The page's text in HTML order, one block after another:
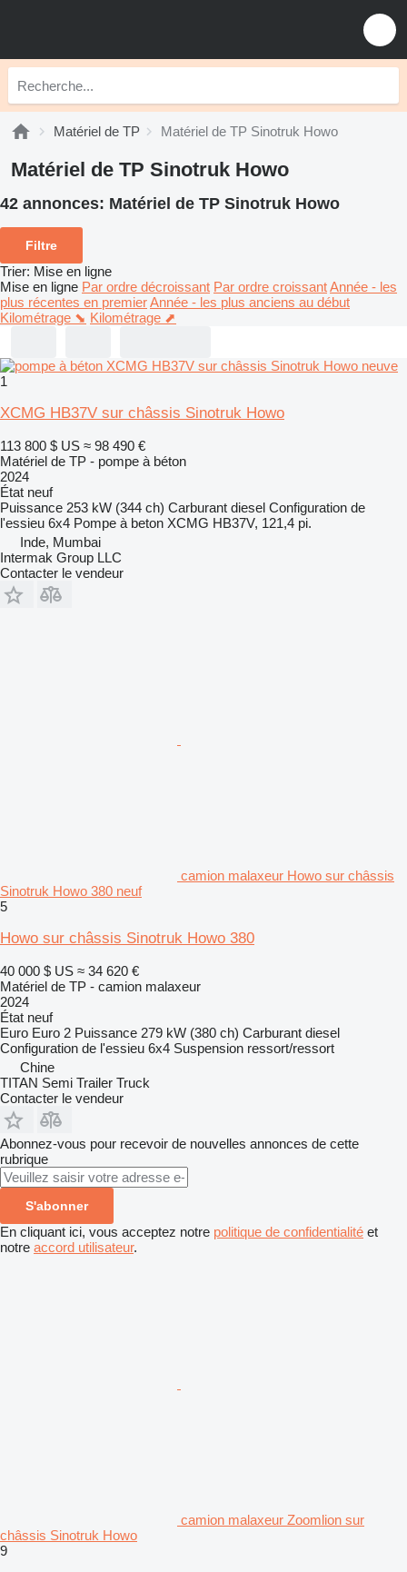
Matériel de TP Matériel de TP Sinotruk Howo
Matériel de TP Sinotruk Howo
42 annonces: Matériel de TP Sinotruk Howo
Filtre
Trier: Mise en ligne
Mise en ligne Par ordre décroissant Par ordre croissantAnnée - les
plus récentes en premierAnnée - les plus anciens au début
Kilométrage ⬊ Kilométrage ⬈
1
XCMG HB37V sur châssis Sinotruk Howo
113 800 $ US ≈ 98 490 €
Matériel de TP - pompe à béton
2024
État neuf
Puissance 253 kW (344 ch) Carburant diesel Configuration de
l'essieu 6x4 Pompe à beton XCMG HB37V, 121,4 pi.
Inde, Mumbai
Intermak Group LLC
Contacter le vendeur
camion malaxeur Howo sur châssis
Sinotruk Howo 380 neuf
5
Howo sur châssis Sinotruk Howo 380
40 000 $ US ≈ 34 620 €
Matériel de TP - camion malaxeur
2024
État neuf
Euro Euro 2 Puissance 279 kW (380 ch) Carburant diesel
Configuration de l'essieu 6x4 Suspension ressort/ressort
Chine
TITAN Semi Trailer Truck
Contacter le vendeur
Abonnez-vous pour recevoir de nouvelles annonces de cette
rubrique
S'abonner
En cliquant ici, vous acceptez notre politique de confidentialité et
notre accord utilisateur.
camion malaxeur Zoomlion sur
châssis Sinotruk Howo
9